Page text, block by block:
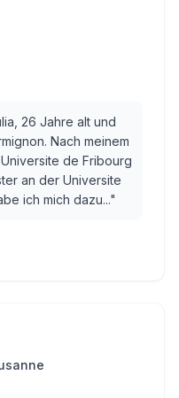
26 Jahre alt und
Nach meinem
de Fribourg
an der Universite
ich mich dazu..."